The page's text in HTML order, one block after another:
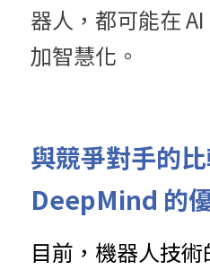
器人，都可能在
加智慧化。
與競爭對手的比
DeepMind 的
目前，機器人技